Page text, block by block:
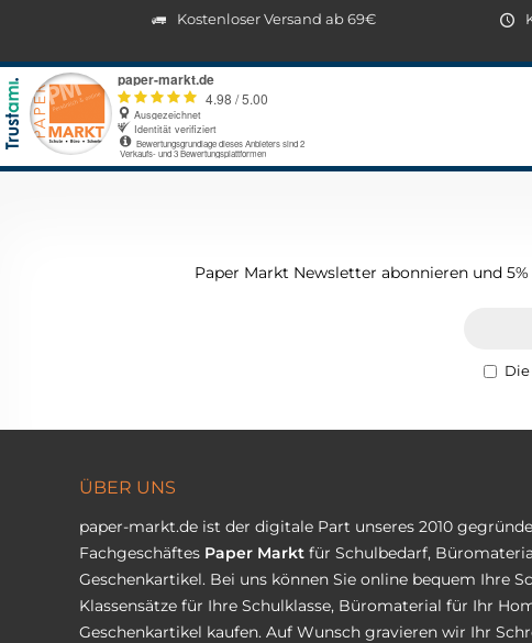
Kostenloser Versand ab 69€
Paper Markt Newsletter abonnieren und
Die
ÜBER UNS
paper-markt.de ist der digitale Part unseres 2010
Fachgeschäftes Paper Markt für Schulbedarf,
Geschenkartikel. Bei uns können Sie online bequem Ihre
Klassensätze für Ihre Schulklasse, Büromaterial für Ihr
Geschenkartikel kaufen. Auf Wunsch gravieren wir Ihr